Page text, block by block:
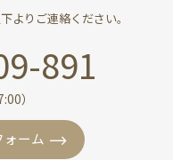
よりご連絡ください。
891
）
ォーム